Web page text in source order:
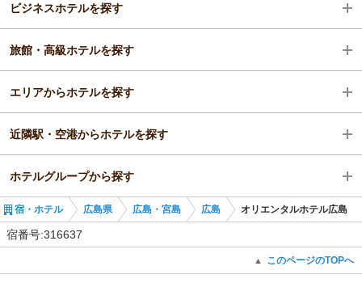
ビジネスホテルを探す
広島県
広島・宮島
広島
広島駅
旅館・高級ホテルを探す
広島県
エリアからホテルを探す
広島県
広島・宮島
広島
近隣駅・空港からホテルを探す
比治山橋駅
比治山下駅
ホテルグループから探す
全国のオリエンタルホテルズ＆リゾーツ
宿・ホテル 広島県 広島・宮島 広島 オリエンタルホテル広島
宿番号:316637
▲ このページのTOPへ